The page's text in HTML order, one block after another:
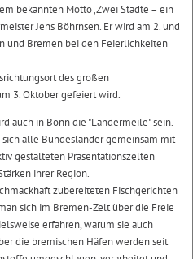
bekannten Motto ‚Zwei Städte – ein
Jens Böhrnsen. Er wird am 2. und
und Bremen bei den Feierlichkeiten
des großen
3. Oktober gefeiert wird.
auch in Bonn die "Ländermeile" sein.
alle Bundesländer gemeinsam mit
gestalteten Präsentationszelten
ihrer Region.
zubereiteten Fischgerichten
sich im Bremen-Zelt über die Freie
erfahren, warum sie auch
die bremischen Häfen werden seit